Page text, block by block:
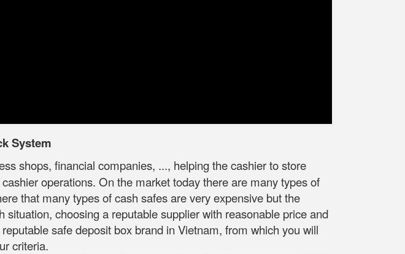
System
shops, financial companies, ..., helping the cashier to store
operations. On the market today there are many types of
that many types of cash safes are very expensive but the
choosing a reputable supplier with reasonable price and
safe deposit box brand in Vietnam, from which you will
criteria.